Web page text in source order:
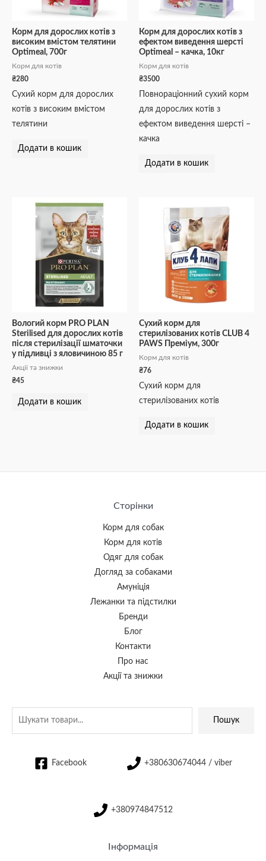
Корм для дорослих котів з
високим вмістом телятини
Optimeal, 700г
Корм для котів
₴280
Сухий корм для дорослих
котів з високим вмістом
телятини
Додати в кошик
Корм для дорослих котів з
ефектом виведення шерсті
Optimeal – качка, 10кг
Корм для котів
₴3500
Повнораціонний сухий корм
для дорослих котів з
ефектом виведення шерсті –
качка
Додати в кошик
Вологий корм PRO PLAN
Sterilised для дорослих котів
після стерилізації шматочки
у підливці з яловичиною 85 г
Акції та знижки
₴45
Додати в кошик
Сухий корм для
стерилізованих котів CLUB 4
PAWS Преміум, 300г
Корм для котів
₴76
Сухий корм для
стерилізованих котів
Додати в кошик
Сторінки
Корм для собак
Корм для котів
Одяг для собак
Догляд за собаками
Амуніція
Лежанки та підстилки
Бренди
Блог
Контакти
Про нас
Акції та знижки
Пошук
Facebook +380630674044 / viber
+380974847512
Інформація